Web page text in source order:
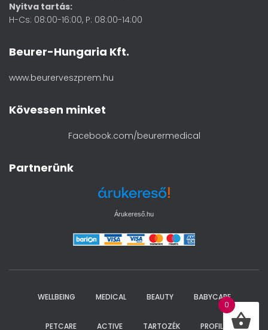
Nyitva tartás:
H-Cs: 08:00-16:00, P: 08:00-14:00
Beurer-Hungaria Kft.
www.beurerveszprem.hu
Kövessen minket
Facebook.com/beurermedical
Partnerünk
Árukereső.hu
WELLBEING MEDICAL BEAUTY BABYCARE
PETCARE ACTIVE TARTOZÉK PROFIL
0